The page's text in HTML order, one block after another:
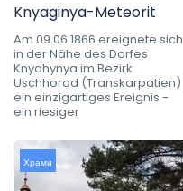
Knyaginya-Meteorit
Am 09.06.1866 ereignete sich
in der Nähe des Dorfes
Knyahynya im Bezirk
Uschhorod (Transkarpatien)
ein einzigartiges Ereignis -
ein riesiger
Храми